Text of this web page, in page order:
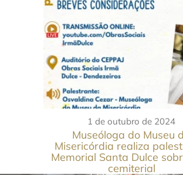
1 de outubro de 2024
Museóloga do Museu
Misericórdia realiza
Memorial Santa Dulce
cemiterial